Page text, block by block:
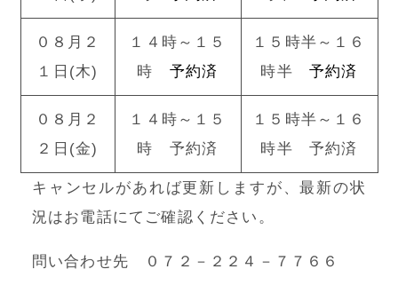
０８月２
１日(木)
１４時～１５
時 予約済
１５時半～１６
時半 予約済
０８月２
２日(金)
１４時～１５
時 予約済
１５時半～１６
時半 予約済
キャンセルがあれば更新しますが、最新の状
況はお電話にてご確認ください。
問い合わせ先 ０７２－２２４－７７６６